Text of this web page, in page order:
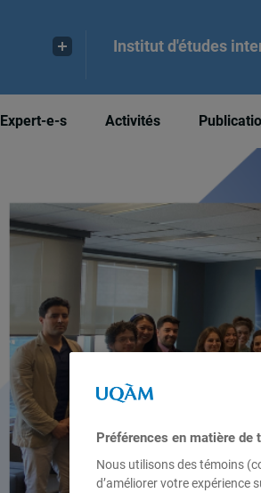
Institut d'études
Expert-e-s Activités
Préférences en matière de
Nous utilisons des témoins
d’améliorer votre expérience